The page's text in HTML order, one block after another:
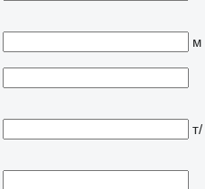
м
т/